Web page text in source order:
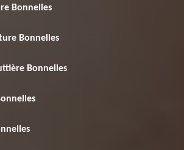
Bonnelles
Bonnelles
Bonnelles